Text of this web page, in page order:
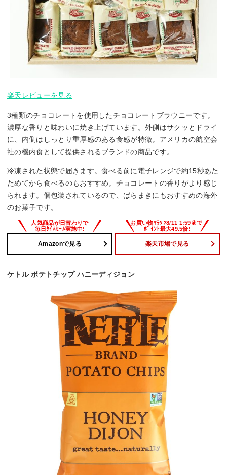
楽天レビューを見る
3種類のチョコレートを使用したチョコレートブラウニーです。
濃厚な香りと味わいに焼き上げています。外側はサクッとドライ
に、内側はしっとり重厚感のある食感が特徴。アメリカの航空会
社の機内食として提供されるブランドの商品です。
冷凍された状態で届きます。食べる前に電子レンジで約15秒あた
ためてから食べるのもおすすめ。チョコレートの香りがより感じ
られます。個包装されているので、ばらまきにもおすすめの海外
のお菓子です。
Amazonで見る 楽天市場で見る
ケトル ポテトチップ ハニーディジョン